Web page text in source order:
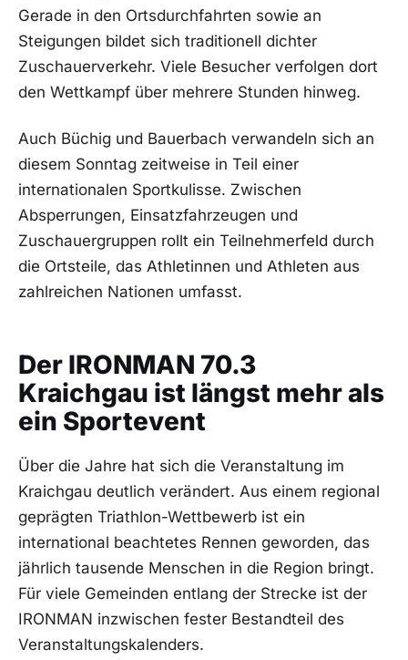
Gerade in den Ortsdurchfahrten sowie an
Steigungen bildet sich traditionell dichter
Zuschauerverkehr. Viele Besucher verfolgen dort
den Wettkampf über mehrere Stunden hinweg.
Auch Büchig und Bauerbach verwandeln sich an
diesem Sonntag zeitweise in Teil einer
internationalen Sportkulisse. Zwischen
Absperrungen, Einsatzfahrzeugen und
Zuschauergruppen rollt ein Teilnehmerfeld durch
die Ortsteile, das Athletinnen und Athleten aus
zahlreichen Nationen umfasst.
Der IRONMAN 70.3
Kraichgau ist längst mehr als
ein Sportevent
Über die Jahre hat sich die Veranstaltung im
Kraichgau deutlich verändert. Aus einem regional
geprägten Triathlon-Wettbewerb ist ein
international beachtetes Rennen geworden, das
jährlich tausende Menschen in die Region bringt.
Für viele Gemeinden entlang der Strecke ist der
IRONMAN inzwischen fester Bestandteil des
Veranstaltungskalenders.